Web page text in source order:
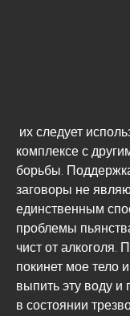
комплексе с
борьбы.
заговоры не
единственным
проблемы
чист от алкоголя.
покинет мое тело
выпить эту воду и
в состоянии